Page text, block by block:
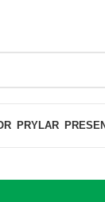
PRYLAR